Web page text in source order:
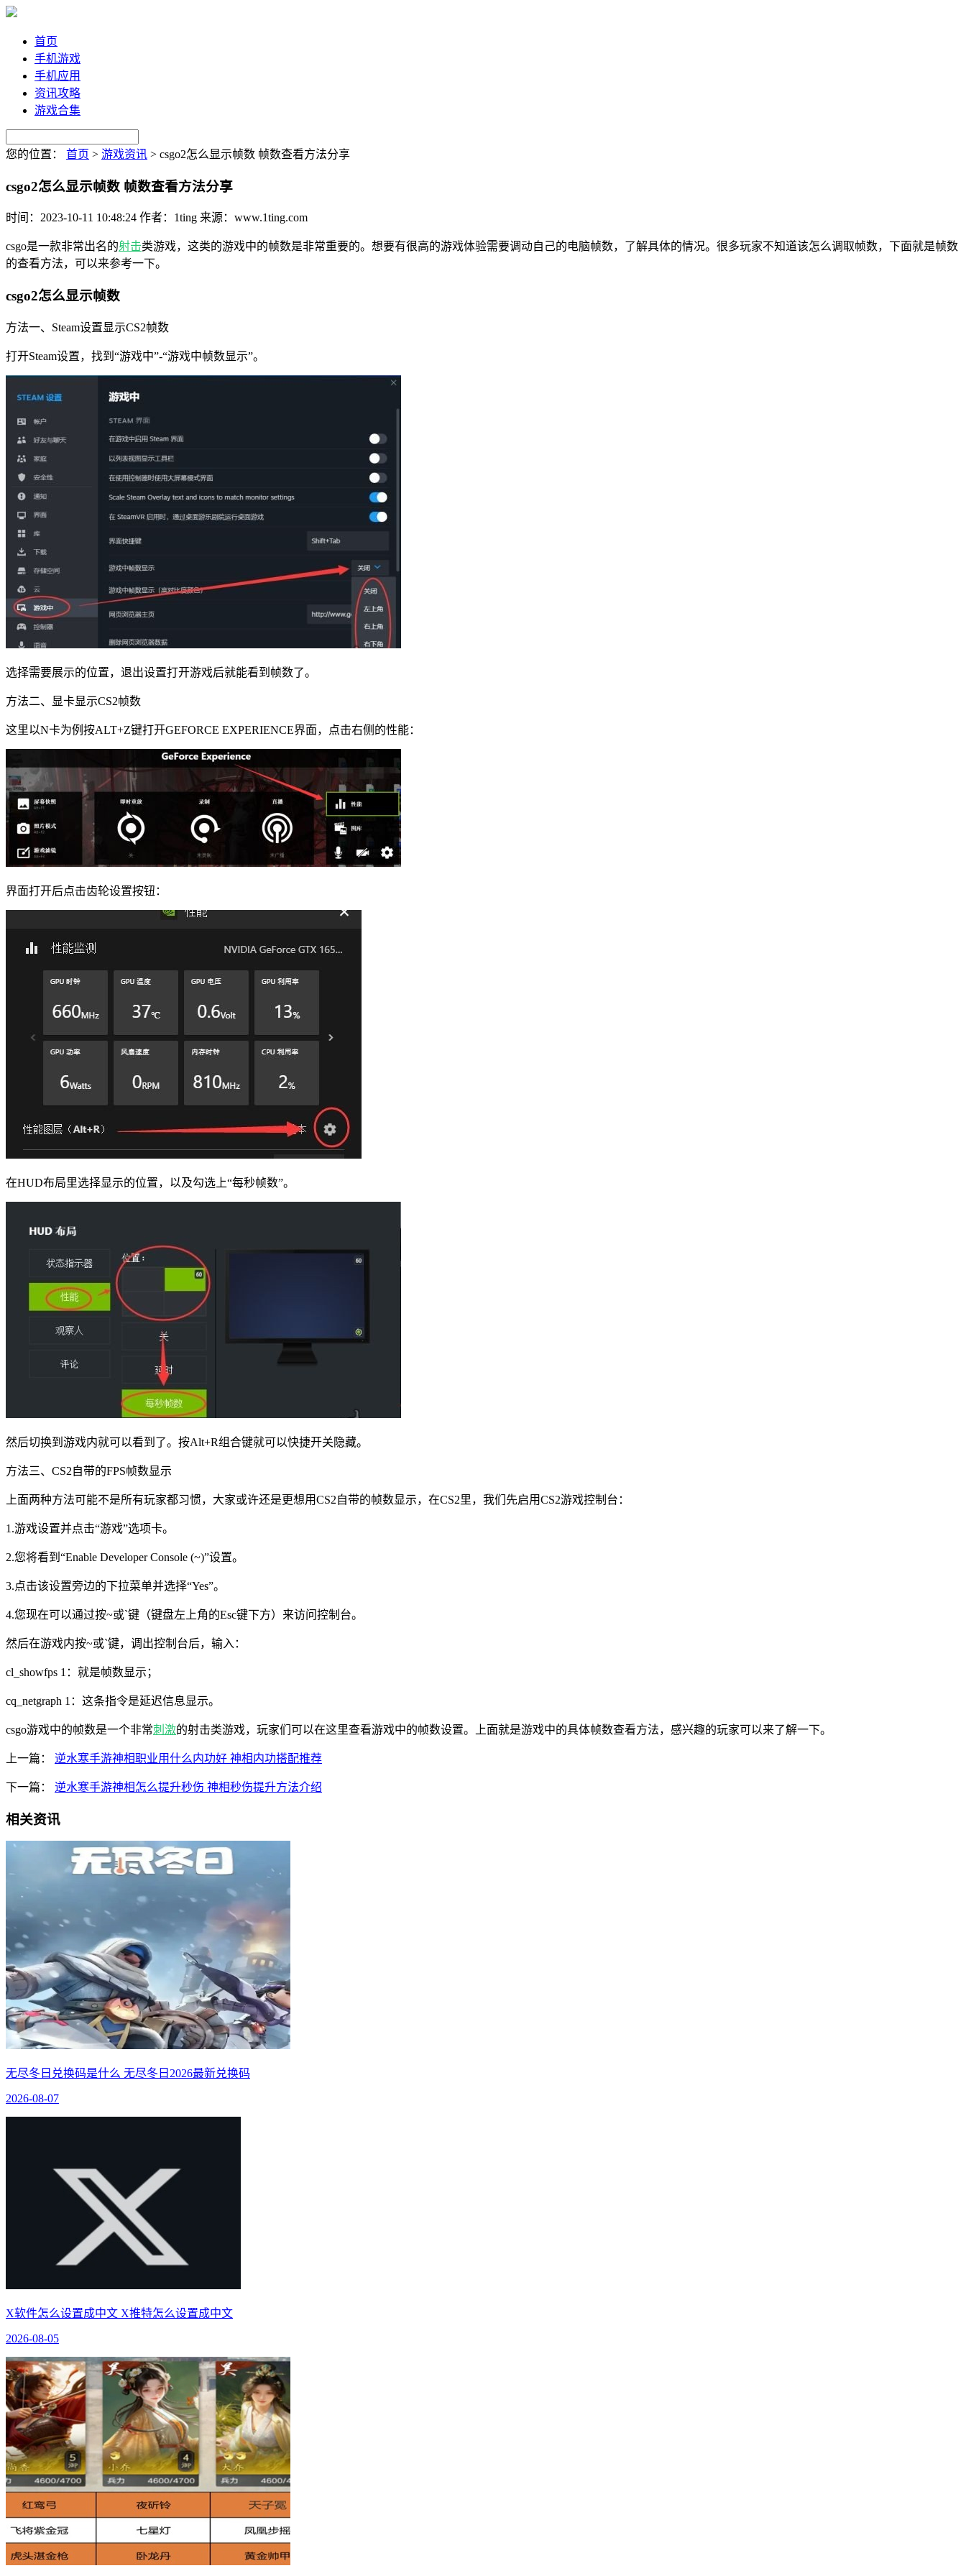
首页
手机游戏
手机应用
资讯攻略
游戏合集
您的位置： 首页 > 游戏资讯 > csgo2怎么显示帧数 帧数查看方法分享
csgo2怎么显示帧数 帧数查看方法分享
时间：2023-10-11 10:48:24 作者：1ting 来源：www.1ting.com
csgo是一款非常出名的射击类游戏，这类的游戏中的帧数是非常重要的。想要有很高的游戏体验需要调动自己的电脑帧数，了解具体的情况。很多玩家不知道该怎么调取帧数，下面就是帧数
的查看方法，可以来参考一下。
csgo2怎么显示帧数
方法一、Steam设置显示CS2帧数
打开Steam设置，找到“游戏中”-“游戏中帧数显示”。
选择需要展示的位置，退出设置打开游戏后就能看到帧数了。
方法二、显卡显示CS2帧数
这里以N卡为例按ALT+Z键打开GEFORCE EXPERIENCE界面，点击右侧的性能：
界面打开后点击齿轮设置按钮：
在HUD布局里选择显示的位置，以及勾选上“每秒帧数”。
然后切换到游戏内就可以看到了。按Alt+R组合键就可以快捷开关隐藏。
方法三、CS2自带的FPS帧数显示
上面两种方法可能不是所有玩家都习惯，大家或许还是更想用CS2自带的帧数显示，在CS2里，我们先启用CS2游戏控制台：
1.游戏设置并点击“游戏”选项卡。
2.您将看到“Enable Developer Console (~)”设置。
3.点击该设置旁边的下拉菜单并选择“Yes”。
4.您现在可以通过按~或`键（键盘左上角的Esc键下方）来访问控制台。
然后在游戏内按~或`键，调出控制台后，输入：
cl_showfps 1：就是帧数显示；
cq_netgraph 1：这条指令是延迟信息显示。
csgo游戏中的帧数是一个非常刺激的射击类游戏，玩家们可以在这里查看游戏中的帧数设置。上面就是游戏中的具体帧数查看方法，感兴趣的玩家可以来了解一下。
上一篇： 逆水寒手游神相职业用什么内功好 神相内功搭配推荐
下一篇： 逆水寒手游神相怎么提升秒伤 神相秒伤提升方法介绍
相关资讯
无尽冬日兑换码是什么 无尽冬日2026最新兑换码
2026-08-07
X软件怎么设置成中文 X推特怎么设置成中文
2026-08-05